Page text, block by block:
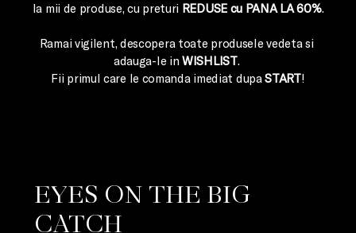
la mii de produse, cu preturi REDUSE cu PANA LA 60%.
Ramai vigilent, descopera toate produsele vedeta si
adauga-le in WISHLIST.
Fii primul care le comanda imediat dupa START!
EYES ON THE BIG
CATCH